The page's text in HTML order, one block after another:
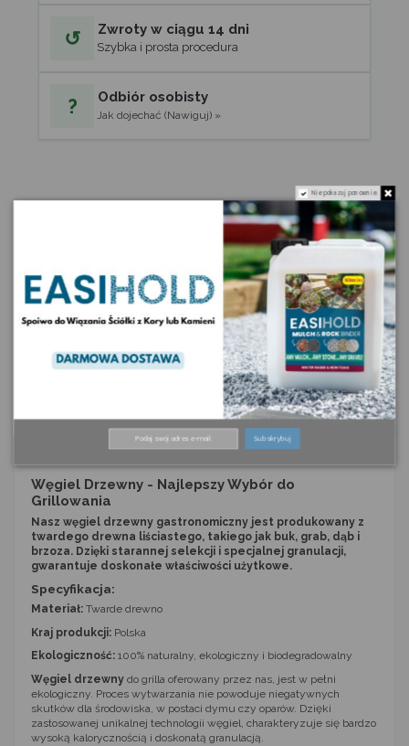
↺ Zwroty w ciągu 14 dni
Szybka i prosta procedura
? Odbiór osobisty
Jak dojechać (Nawiguj) »
Komentarze (0)
Kalkulator zapotrzebowania
Węgiel Drzewny - Najlepszy Wybór do
Grillowania
Nasz węgiel drzewny gastronomiczny jest produkowany z
twardego drewna liściastego, takiego jak buk, grab, dąb i
brzoza. Dzięki starannej selekcji i specjalnej granulacji,
gwarantuje doskonałe właściwości użytkowe.
Specyfikacja:
Materiał: Twarde drewno
Kraj produkcji: Polska
Ekologiczność: 100% naturalny, ekologiczny i biodegradowalny
Węgiel drzewny do grilla oferowany przez nas, jest w pełni
ekologiczny. Proces wytwarzania nie powoduje niegatywnych
skutków dla środowiska, w postaci dymu czy oparów. Dzięki
zastosowanej unikalnej technologii węgiel, charakteryzuje się bardzo
wysoką kalorycznością i doskonałą granulacją.
Nie pokazuj ponownie.
Subskrybuj